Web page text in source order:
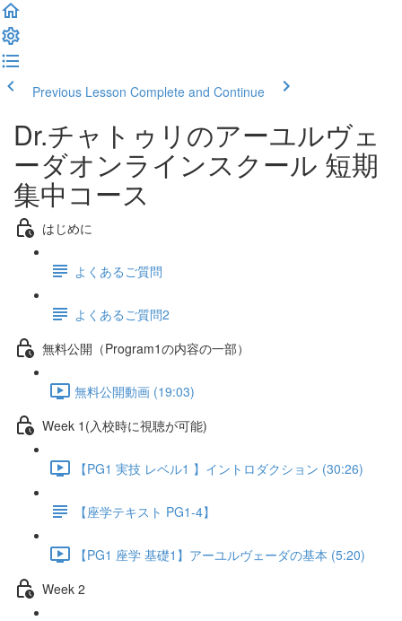
Previous Lesson Complete and Continue
Dr.チャトゥリのアーユルヴェ
ーダオンラインスクール 短期
集中コース
はじめに
よくあるご質問
よくあるご質問2
無料公開（Program1の内容の一部）
無料公開動画 (19:03)
Week 1(入校時に視聴が可能)
【PG1 実技 レベル1 】イントロダクション (30:26)
【座学テキスト PG1-4】
【PG1 座学 基礎1】アーユルヴェーダの基本 (5:20)
Week 2